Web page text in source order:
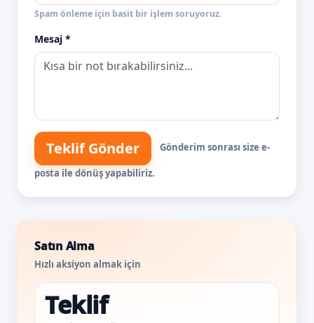
Spam önleme için basit bir işlem soruyoruz.
Mesaj *
Teklif Gönder Gönderim sonrası size e-
posta ile dönüş yapabiliriz.
Satın Alma
Hızlı aksiyon almak için
Teklif